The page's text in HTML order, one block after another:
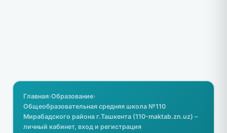
Главная›Образование›
Общеобразовательная средняя школа №110
Мирабадского района г.Ташкента (110-maktab.zn.uz) –
личный кабинет, вход и регистрация